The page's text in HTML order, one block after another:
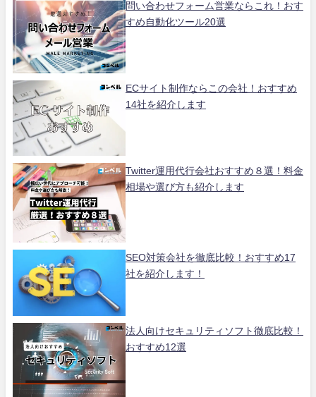
問い合わせフォーム営業ならこれ！おす
すめ自動化ツール20選
ECサイト制作ならこの会社！おすすめ
14社を紹介します
Twitter運用代行会社おすすめ８選！料金
相場や選び方も紹介します
SEO対策会社を徹底比較！おすすめ17
社を紹介します！
法人向けセキュリティソフト徹底比較！
おすすめ12選